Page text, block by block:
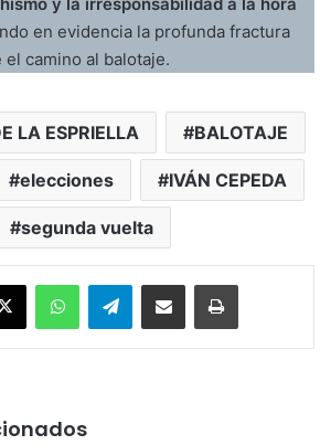
y la irresponsabilidad a la hora
en evidencia la profunda fractura
camino al balotaje.
LA ESPRIELLA BALOTAJE
elecciones IVÁN CEPEDA
segunda vuelta
X WhatsAppTelegramEnviar vía email Imprimir